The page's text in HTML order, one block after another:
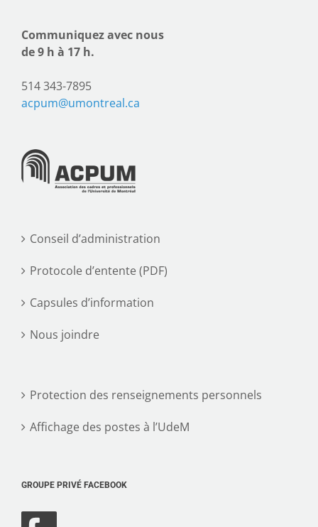
Communiquez avec nous
de 9 h à 17 h.
514 343-7895
acpum@umontreal.ca
Conseil d’administration
Protocole d’entente (PDF)
Capsules d’information
Nous joindre
Protection des renseignements personnels
Affichage des postes à l’UdeM
GROUPE PRIVÉ FACEBOOK